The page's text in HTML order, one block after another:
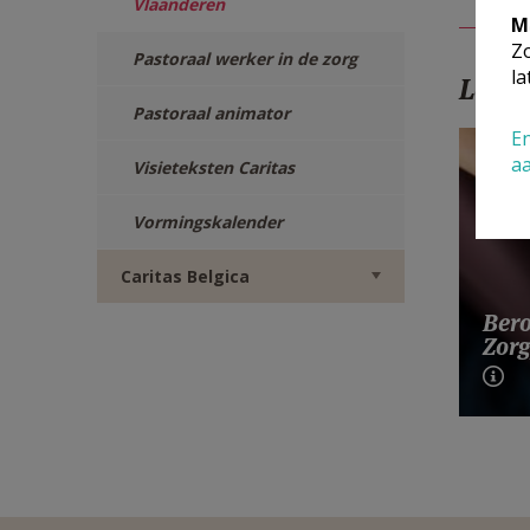
Pastoraal werker in de zorg
Pastoraal animator
Visieteksten Caritas
Vormingskalender
Caritas Belgica
Lees